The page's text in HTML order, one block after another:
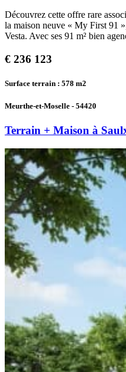
Découvrez cette offre rare
la maison neuve « My First 91
Vesta. Avec ses 91 m² bien
€ 236 123
Surface terrain : 578 m2
Meurthe-et-Moselle - 54420
Terrain + Maison à